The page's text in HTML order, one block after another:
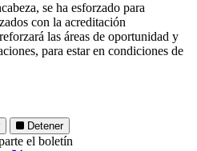
se ha esforzado para
con la acreditación
las áreas de oportunidad y
para estar en condiciones de
Detener
el boletín